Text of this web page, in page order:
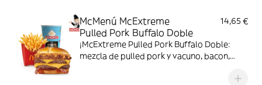
McMenú McExtreme
Pulled Pork Buffalo Doble
14,65 €
¡McExtreme Pulled Pork Buffalo Doble:
mezcla de pulled pork y vacuno, bacon,